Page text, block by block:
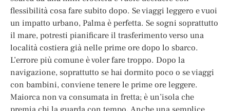
flessibilità cosa fare subito dopo. Se viaggi leggero e vuoi
un impatto urbano, Palma è perfetta. Se sogni soprattutto
il mare, potresti pianificare il trasferimento verso una
località costiera già nelle prime ore dopo lo sbarco.
L’errore più comune è voler fare troppo. Dopo la
navigazione, soprattutto se hai dormito poco o se viaggi
con bambini, conviene tenere le prime ore leggere.
Maiorca non va consumata in fretta; è un’isola che